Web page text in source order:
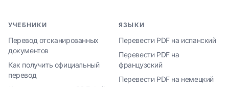
УЧЕБНИКИ
Перевод отсканированных
документов
Как получить официальный
перевод
ЯЗЫКИ
Перевести PDF на испанский
Перевести PDF на
французский
Перевести PDF на немецкий